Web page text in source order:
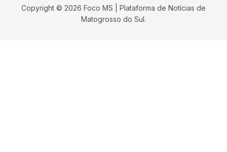
Copyright © 2026 Foco MS | Plataforma de Notícias de
Matogrosso do Sul.